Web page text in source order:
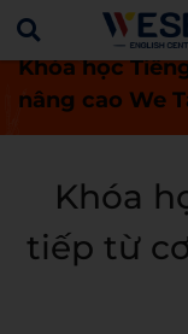
Trang chủ
Khóa học
nâng cao We
Khóa
tiếp từ